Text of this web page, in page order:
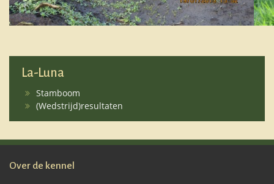
La-Luna
Stamboom
(Wedstrijd)resultaten
Over de kennel